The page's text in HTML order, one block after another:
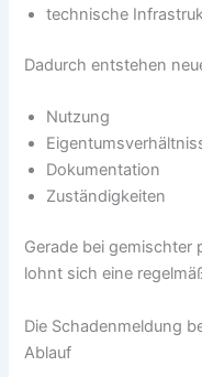
technische
Dadurch entstehen
Nutzung
Dokumentation
Zuständigkeiten
Gerade bei gemischter
lohnt sich eine
Die Schadenmeldung
Ablauf